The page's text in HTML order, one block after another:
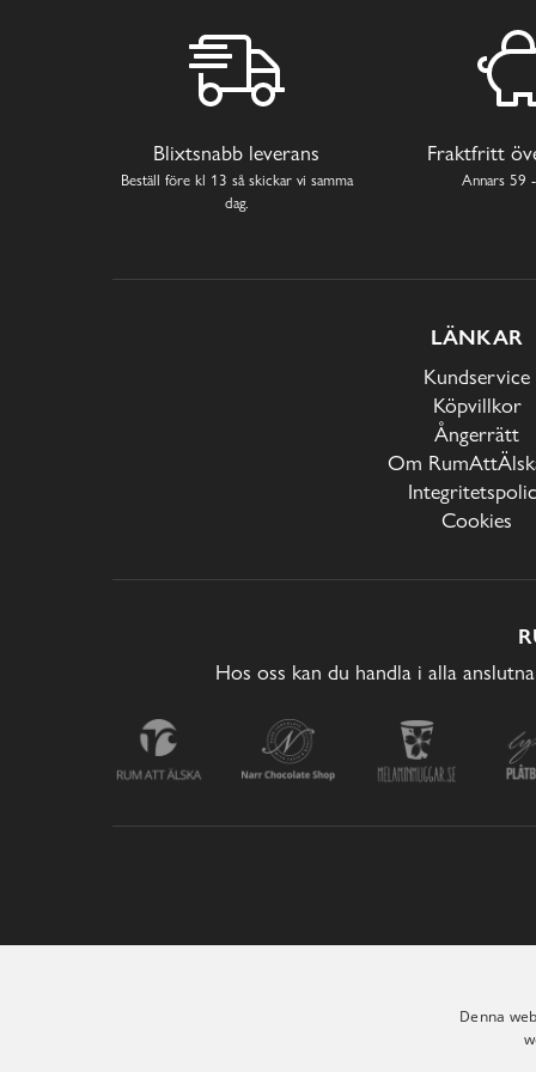
Blixtsnabb leverans
Beställ före kl 13 så skickar vi samma
dag.
Fraktfritt
Annars 59
LÄNKAR
Kundservice
Köpvillkor
Ångerrätt
Om
Cookies
Hos oss kan du handla i alla
Denna